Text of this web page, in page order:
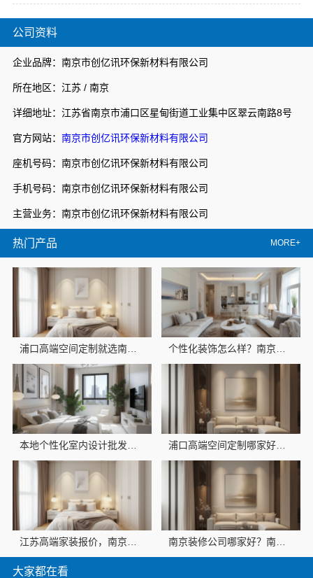
公司资料
企业品牌：南京市创亿讯环保新材料有限公司
所在地区：江苏 / 南京
详细地址：江苏省南京市浦口区星甸街道工业集中区翠云南路8号
官方网站： 南京市创亿讯环保新材料有限公司
座机号码：南京市创亿讯环保新材料有限公司
手机号码：南京市创亿讯环保新材料有限公司
主营业务：南京市创亿讯环保新材料有限公司
热门产品 MORE+
浦口高端空间定制就选南京市创亿讯，环保材料更安心
江苏高端家装报价，南京市创亿讯环保更实惠
大家都在看